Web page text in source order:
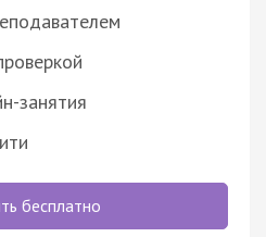
занятия
бесплатно